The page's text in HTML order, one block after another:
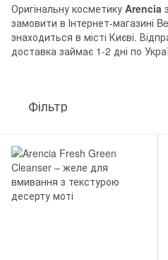
Оригінальну косметику Arencia
замовити в Інтернет-магазині
знаходиться в місті Києві.
доставка займає 1-2 дні по
Фільтр